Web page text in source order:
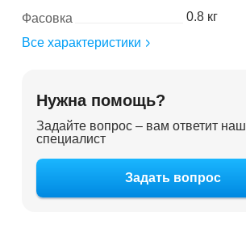
Фасовка
0.8 кг
Все характеристики
Нужна помощь?
Задайте вопрос – вам ответит наш
специалист
Задать вопрос